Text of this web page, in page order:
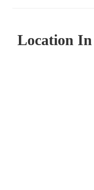
Location In